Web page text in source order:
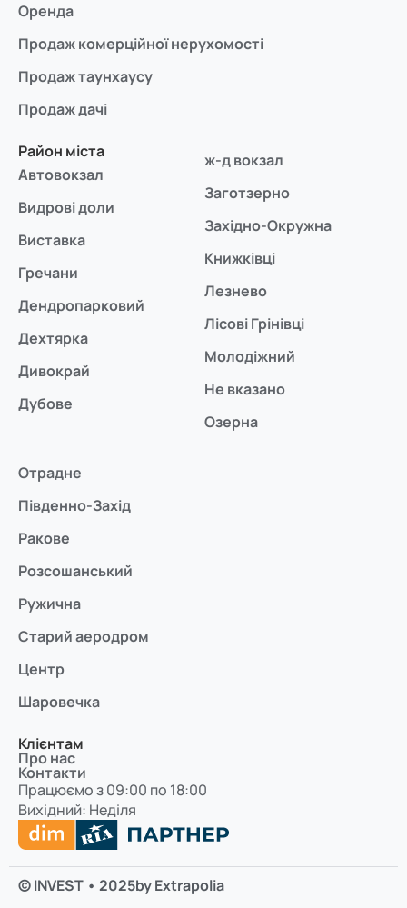
Оренда
Продаж комерційної нерухомості
Продаж таунхаусу
Продаж дачі
Район міста
Автовокзал
Видрові доли
Виставка
Гречани
Дендропарковий
Дехтярка
Дивокрай
Дубове
ж-д вокзал
Заготзерно
Західно-Окружна
Книжківці
Лезнево
Лісові Грінівці
Молодіжний
Не вказано
Озерна
Отрадне
Південно-Захід
Ракове
Розсошанський
Ружична
Старий аеродром
Центр
Шаровечка
Клієнтам
Про нас
Контакти
Працюємо з 09:00 по 18:00
Вихідний: Неділя
© INVEST • 2025by Extrapolia